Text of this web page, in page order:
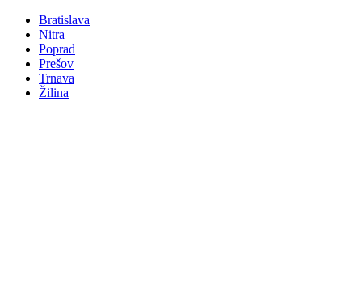
Bratislava
Nitra
Poprad
Prešov
Trnava
Žilina